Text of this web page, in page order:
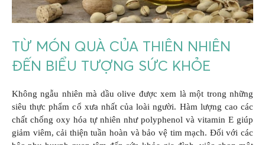
TỪ MÓN QUÀ CỦA THIÊN NHIÊN
ĐẾN BIỂU TƯỢNG SỨC KHỎE
Không ngẫu nhiên mà dầu olive được xem là một trong những
siêu thực phẩm cổ xưa nhất của loài người. Hàm lượng cao các
chất chống oxy hóa tự nhiên như polyphenol và vitamin E giúp
giảm viêm, cải thiện tuần hoàn và bảo vệ tim mạch. Đối với các